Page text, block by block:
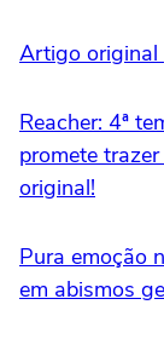
Artigo original
Reacher: 4ª
promete
original!
Pura emoção
em abismos